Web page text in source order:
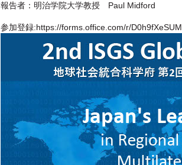
報告者：明治学院大学教授　Paul Midford
参加登録:https://forms.office.com/r/D0h9fXeSUM